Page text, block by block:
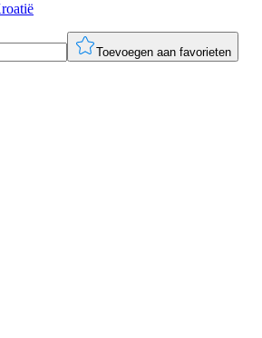
Toevoegen aan favorieten